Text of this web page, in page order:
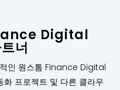
Digital
너
인 원스톰 Finance Digital
프로젝트 및 다른 클라우